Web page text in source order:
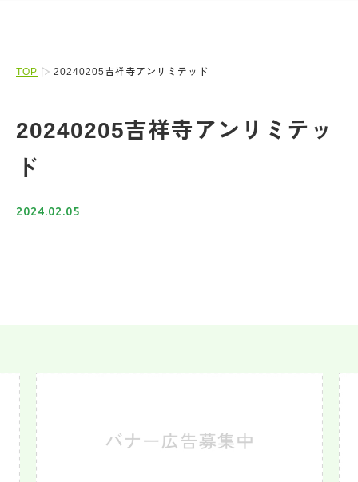
TOP 20240205吉祥寺アンリミテッド
20240205吉祥寺アンリミテッ
ド
2024.02.05